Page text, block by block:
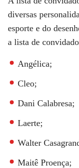
diversas
esporte e do
a lista de
Angélica;
Cleo;
Dani Calabresa;
Laerte;
Walter
Maitê Proença;